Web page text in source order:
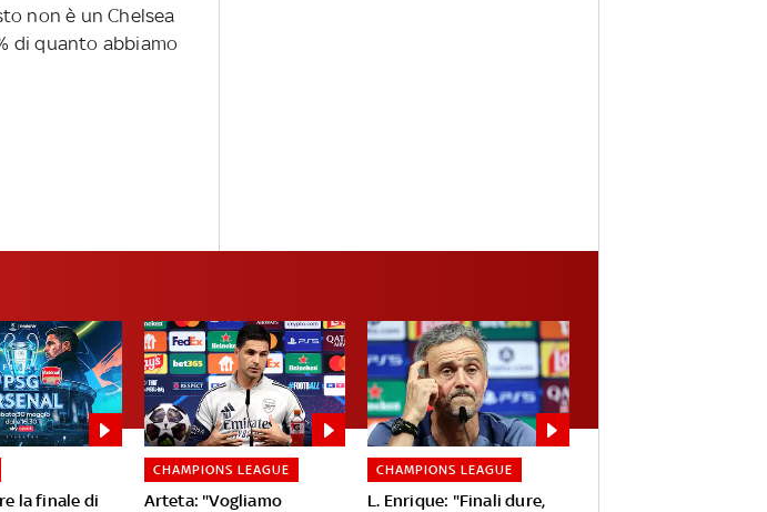
non è un Chelsea
di quanto abbiamo
la finale di
Arteta: "Vogliamo
CHAMPIONS LEAGUE
L. Enrique: "Finali dure,
CHAMPIONS LEAGUE